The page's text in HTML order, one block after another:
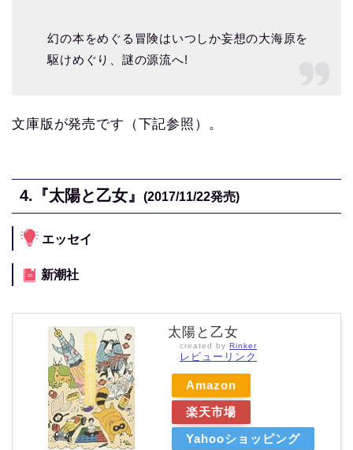
幻の本をめぐる冒険はいつしか妄想の大海原を
駆けめぐり、謎の源流へ!
文庫版が発売です（下記参照）。
4. 『太陽と乙女』 (2017/11/22発売)
エッセイ
新潮社
太陽と乙女
created by Rinker
レビューリンク
Amazon
楽天市場
Yahooショッピング